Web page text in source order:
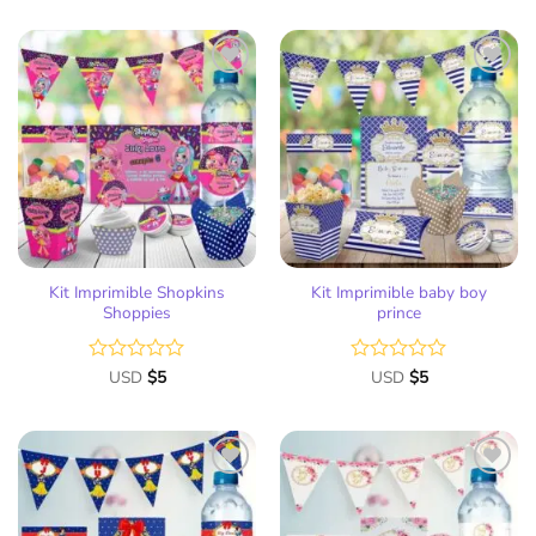
Añadir
a la
lista
de
deseos
Kit Imprimible Shopkins
Shoppies
Valorado
de
5
USD $5
Añadir
a la
lista
de
deseos
Kit Imprimible baby boy
prince
Valorado
de
5
USD $5
Añadir
a la
lista
Añadir
a la
lista